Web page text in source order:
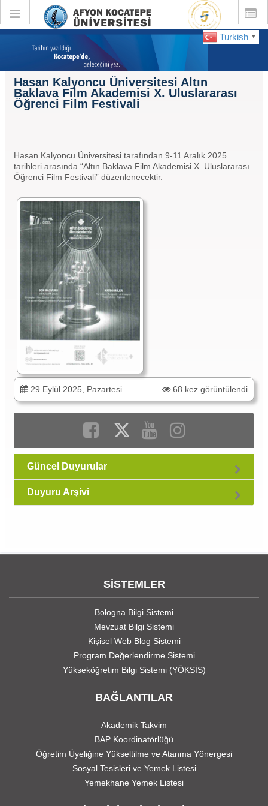
Toggle
global
Toggle
Turkish ▼
Hasan Kalyoncu Üniversitesi Altın
Baklava Film Akademisi X. Uluslararası
Öğrenci Film Festivali
Hasan Kalyoncu Üniversitesi tarafından 9-11 Aralık 2025
tarihleri arasında “Altın Baklava Film Akademisi X. Uluslararası
Öğrenci Film Festivali” düzenlenecektir.
29 Eylül 2025, Pazartesi 68 kez görüntülendi
Güncel Duyurular
Duyuru Arşivi
SİSTEMLER
Bologna Bilgi Sistemi
Mevzuat Bilgi Sistemi
Kişisel Web Blog Sistemi
Program Değerlendirme Sistemi
Yükseköğretim Bilgi Sistemi (YÖKSİS)
BAĞLANTILAR
Akademik Takvim
BAP Koordinatörlüğü
Öğretim Üyeliğine Yükseltilme ve Atanma Yönergesi
Sosyal Tesisleri ve Yemek Listesi
Yemekhane Yemek Listesi